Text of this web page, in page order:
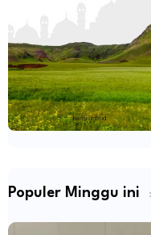
Populer Minggu ini